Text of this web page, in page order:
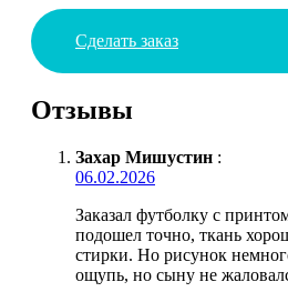
Сделать заказ
Отзывы
Захар Мишустин :
06.02.2026
Заказал футболку с
подошел точно, ткань
стирки. Но рисунок
ощупь, но сыну не